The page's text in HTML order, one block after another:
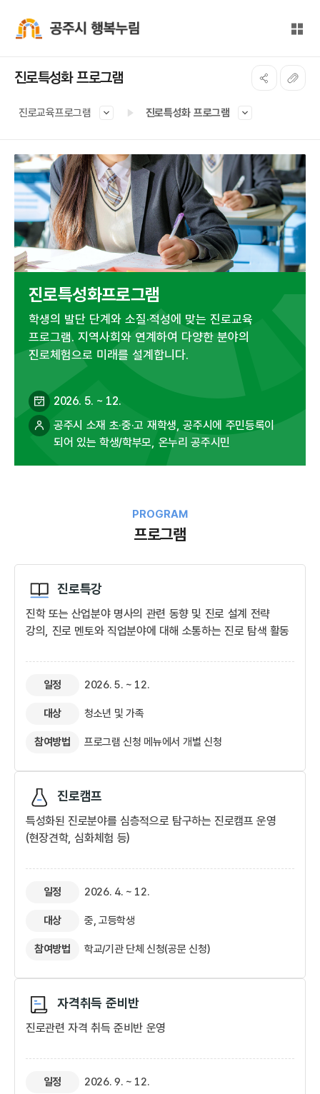
전체
진로특성화 프로그램
진로교육프로그램 진로특성화 프로그램
진로특성화프로그램
학생의 발단 단계와 소질·적성에 맞는 진로교육
프로그램. 지역사회와 연계하여 다양한 분야의
진로체험으로 미래를 설계합니다.
2026. 5. ~ 12.
공주시 소재 초·중·고 재학생, 공주시에 주민등록이
되어 있는 학생/학부모, 온누리 공주시민
PROGRAM
프로그램
진로특강
진학 또는 산업분야 명사의 관련 동향 및 진로 설계 전략
강의, 진로 멘토와 직업분야에 대해 소통하는 진로 탐색 활동​
일정 2026. 5. ~ 12.
대상 청소년 및 가족
참여방법 프로그램 신청 메뉴에서 개별 신청​
진로캠프
특성화된 진로분야를 심층적으로 탐구하는 진로캠프 운영
(현장견학, 심화체험 등)
일정 2026. 4. ~ 12.
대상 중, 고등학생
참여방법 학교/기관 단체 신청(공문 신청)
자격취득 준비반​
진로관련 자격 취득 준비반 운영
일정 2026. 9. ~ 12.